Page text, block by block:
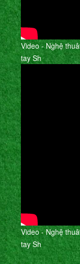
Video - Nghệ
tay Sh
Video - Nghệ
tay Sh